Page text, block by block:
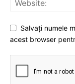
Salvați numele
acest browser